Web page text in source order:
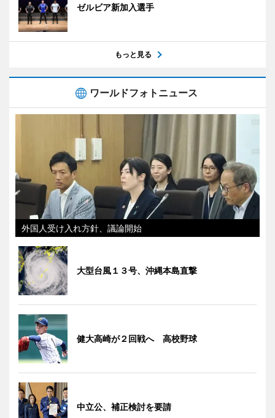
ゼルビア新加入選手
もっと見る
ワールドフォトニュース
外国人受け入れ方針、議論開始
大型台風１３号、沖縄本島直撃
健大高崎が２回戦へ 高校野球
中立公、補正検討を要請